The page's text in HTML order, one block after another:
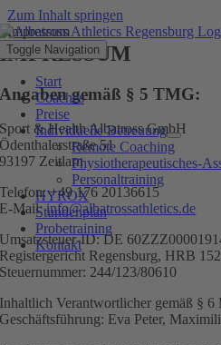
Zum Inhalt springen
Toggle Navigation
Start
Coaches
Preise
Individuelle Betreuung
Remote Coaching
Physiotherapeutisches-
Personaltraining
HYROX
Stundenplan
Probetraining
Kontakt
Impressum
IMPRESSUM
Angaben gemäß § 5 TMG:
Sport & Health Albatross GmbH
Ödenthalerstraße 51
93197 Zeitlarn
Telefon: +49 176 20136615
E-Mail:info@albatrossathletics.de
Umsatzsteuer-ID: DE
Registergericht Regensburg, HRB
Steuernummer: 244/123/80610
Inhaltlich Verantwortlicher gemäß § 6
Geschäftsführung: Eva Peter,